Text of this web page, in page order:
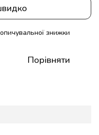
знижки
Порівняти